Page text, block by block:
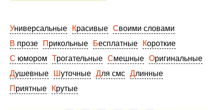
Универсальные Красивые
Своими словами
В прозе
Прикольные Бесплатные
Короткие
С юмором
Трогательные Смешные
Оригинальные
Душевные
Шуточные Для смс
Длинные
Приятные
Крутые